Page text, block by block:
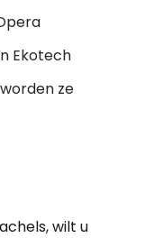
Ekotech
ze
wilt u